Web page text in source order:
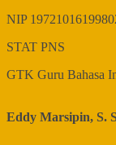
NIP
STAT PNS
GTK Guru Bahasa
Eddy Marsipin, S.